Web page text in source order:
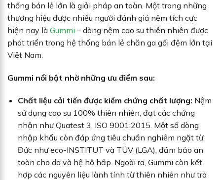
thống bán lẻ lớn là giải pháp an toàn. Một trong những
thương hiệu được nhiều người đánh giá nệm tích cực
hiện nay là Gummi – dòng nệm cao su thiên nhiên được
phát triển trong hệ thống bán lẻ chăn ga gối đệm lớn tại
Việt Nam.
Gummi nổi bật nhờ những ưu điểm sau:
Chất liệu cải tiến được kiểm chứng chất lượng: Nệm
sử dụng cao su 100% thiên nhiên, đạt các chứng
nhận như Quatest 3, ISO 9001:2015. Một số dòng
nhập khẩu còn đáp ứng tiêu chuẩn nghiêm ngặt từ
Đức như eco-INSTITUT và TÜV (LGA), đảm bảo an
toàn cho da và hệ hô hấp. Ngoài ra, Gummi còn kết
hợp các nguyên liệu lành tính từ thiên nhiên như trà